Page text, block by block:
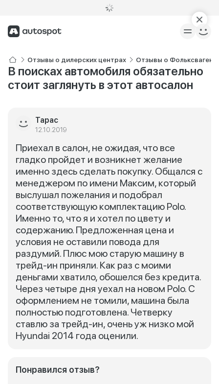
Отзывы о дилерских центрах Отзывы о Фольксваген
В поисках автомобиля обязательно
стоит заглянуть в этот автосалон
Тарас
12.10.2019
Приехал в салон, не ожидая, что все
гладко пройдет и возникнет желание
именно здесь сделать покупку. Общался с
менеджером по имени Максим, который
выслушал пожелания и подобрал
соответствующую комплектацию Polo.
Именно то, что я и хотел по цвету и
содержанию. Предложенная цена и
условия не оставили повода для
раздумий. Плюс мою старую машину в
трейд-ин приняли. Как раз с моими
деньгами хватило, обошелся без кредита.
Через четыре дня уехал на новом Polo. С
оформлением не томили, машина была
полностью подготовлена. Четверку
ставлю за трейд-ин, очень уж низко мой
Hyundai 2014 года оценили.
Понравился отзыв?